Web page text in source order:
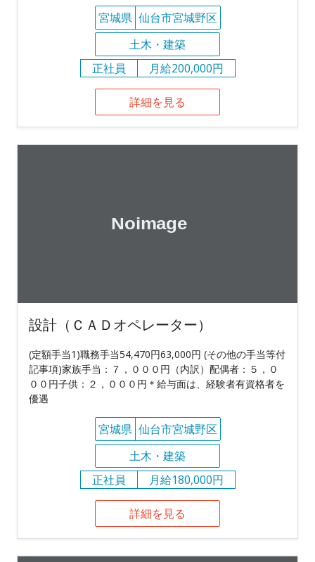
宮城県 仙台市宮城野区
土木・建築
正社員
月給200,000円
詳細を見る
設計（ＣＡＤオペレーター）
(定額手当1)職務手当54,470円63,000円 (その他の手当等付
記事項)家族手当：７，０００円（内訳）配偶者：５，０
００円子供：２，０００円＊給与面は、経験者有資格者を
優遇
宮城県 仙台市宮城野区
土木・建築
正社員
月給180,000円
詳細を見る